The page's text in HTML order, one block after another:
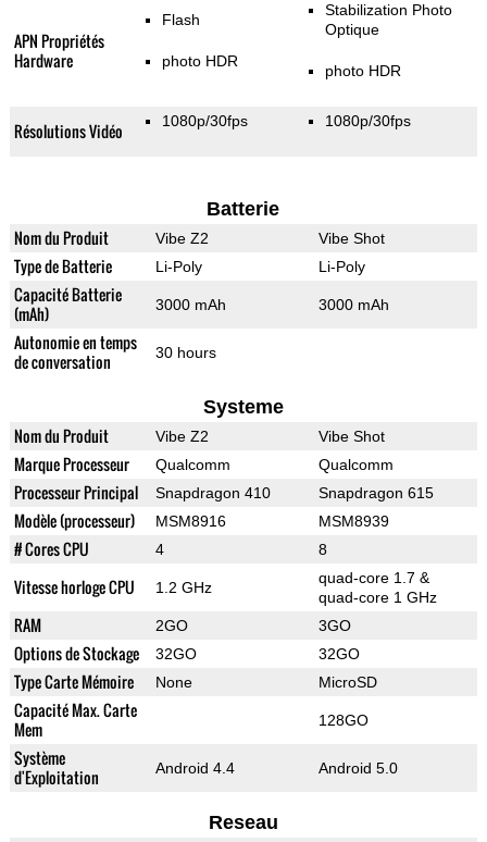
APN Propriétés
Hardware
Flash
photo HDR
Stabilization Photo
Optique
photo HDR
Résolutions Vidéo 1080p/30fps 1080p/30fps
Batterie
Nom du Produit Vibe Z2 Vibe Shot
Type de Batterie Li-Poly Li-Poly
Capacité Batterie
(mAh)
3000 mAh 3000 mAh
Autonomie en temps
de conversation
30 hours
Systeme
Nom du Produit Vibe Z2 Vibe Shot
Marque Processeur Qualcomm Qualcomm
Processeur Principal Snapdragon 410 Snapdragon 615
Modèle (processeur) MSM8916 MSM8939
# Cores CPU 4 8
Vitesse horloge CPU 1.2 GHz
quad-core 1.7 &
quad-core 1 GHz
RAM 2GO 3GO
Options de Stockage 32GO 32GO
Type Carte Mémoire None MicroSD
Capacité Max. Carte
Mem
128GO
Système
d'Exploitation
Android 4.4 Android 5.0
Reseau